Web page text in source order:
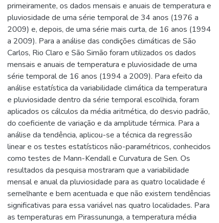
primeiramente, os dados mensais e anuais de temperatura e
pluviosidade de uma série temporal de 34 anos (1976 a
2009) e, depois, de uma série mais curta, de 16 anos (1994
a 2009). Para a análise das condições climáticas de São
Carlos, Rio Claro e São Simão foram utilizados os dados
mensais e anuais de temperatura e pluviosidade de uma
série temporal de 16 anos (1994 a 2009). Para efeito da
análise estatística da variabilidade climática da temperatura
e pluviosidade dentro da série temporal escolhida, foram
aplicados os cálculos da média aritmética, do desvio padrão,
do coeficiente de variação e da amplitude térmica. Para a
análise da tendência, aplicou-se a técnica da regressão
linear e os testes estatísticos não-paramétricos, conhecidos
como testes de Mann-Kendall e Curvatura de Sen. Os
resultados da pesquisa mostraram que a variabilidade
mensal e anual da pluviosidade para as quatro localidade é
semelhante e bem acentuada e que não existem tendências
significativas para essa variável nas quatro localidades. Para
as temperaturas em Pirassununga, a temperatura média